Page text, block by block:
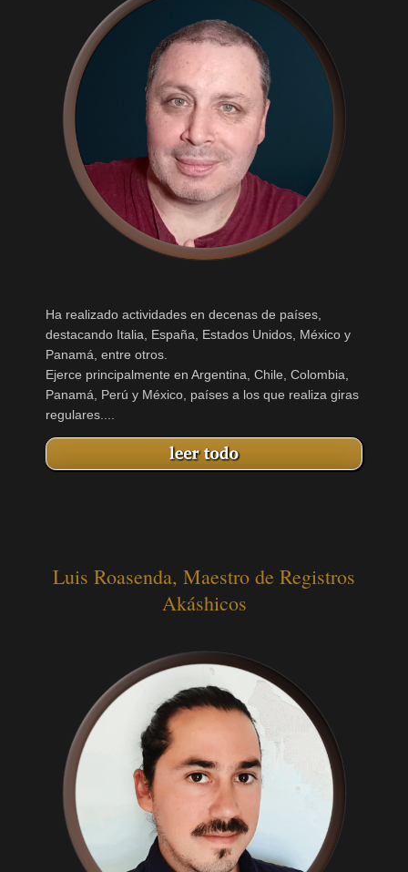
Ha realizado actividades en decenas de países,
destacando Italia, España, Estados Unidos, México y
Panamá, entre otros.
Ejerce principalmente en Argentina, Chile, Colombia,
Panamá, Perú y México, países a los que realiza giras
regulares....
Luis Roasenda, Maestro de Registros
Akáshicos